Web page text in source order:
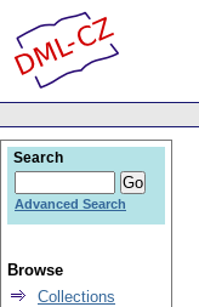
Search
Advanced Search
Browse
Collections